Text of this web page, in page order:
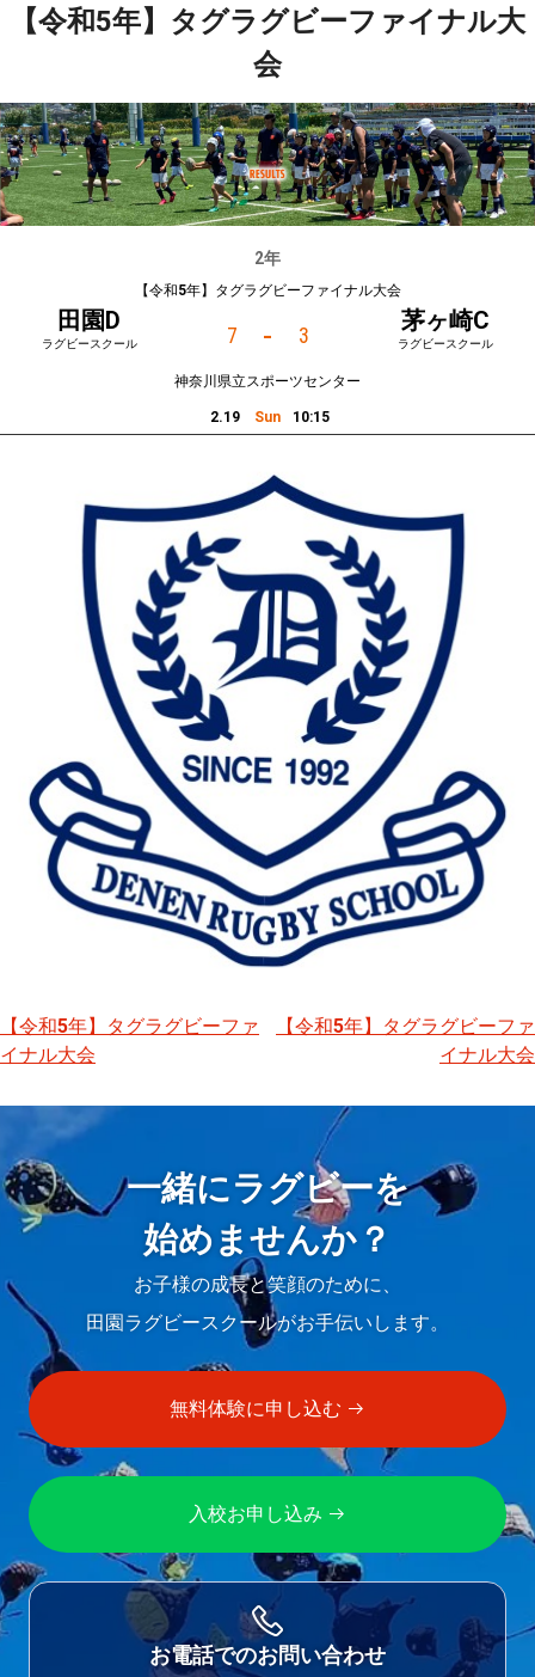
2年
【令和5年】タグラグビーファイナル大会
田園D
ラグビースクール 7 - 3
茅ヶ崎C
ラグビースクール
神奈川県立スポーツセンター
2.19 Sun 10:15
【令和5年】タグラグビーファイナル大
会
投
ビ
ゲ
シ
ン
【令和5年】タグラグビーファ
イナル大会
【令和5年】タグラグビーファ
イナル大会
一緒にラグビーを
始めませんか？
お子様の成長と笑顔のために、
田園ラグビースクールがお手伝いします。
無料体験に申し込む
入校お申し込み
お電話でのお問い合わせ